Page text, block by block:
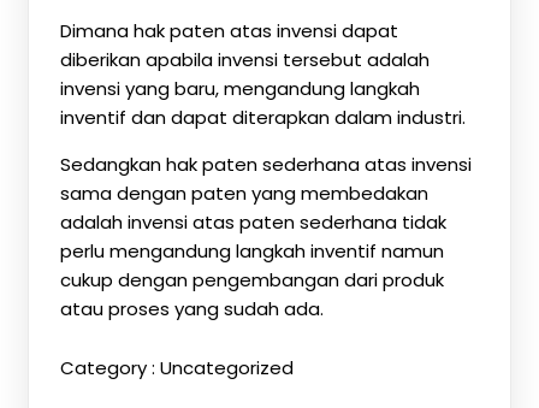
Dimana hak paten atas invensi dapat
diberikan apabila invensi tersebut adalah
invensi yang baru, mengandung langkah
inventif dan dapat diterapkan dalam industri.
Sedangkan hak paten sederhana atas invensi
sama dengan paten yang membedakan
adalah invensi atas paten sederhana tidak
perlu mengandung langkah inventif namun
cukup dengan pengembangan dari produk
atau proses yang sudah ada.
Category : Uncategorized